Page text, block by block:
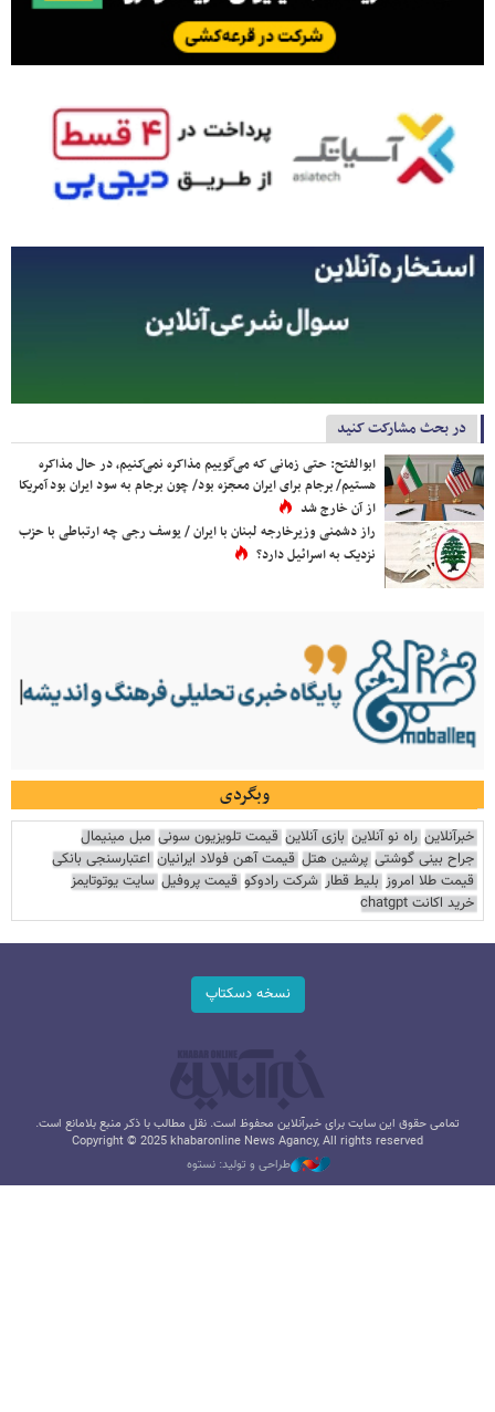
در بحث مشارکت کنید
ابوالفتح: حتی زمانی که می‌گوییم مذاکره نمی‌کنیم، در حال مذاکره
هستیم/ برجام برای ایران معجزه بود/ چون برجام به سود ایران بود آمریکا
از آن خارج شد
راز دشمنی وزیرخارجه لبنان با ایران / یوسف رجی چه ارتباطی با حزب
نزدیک به اسرائیل دارد؟
وبگردی
خبرآنلاین راه نو آنلاین بازی آنلاین قیمت تلویزیون سونی مبل مینیمال
جراح بینی گوشتی پرشین هتل قیمت آهن فولاد ایرانیان اعتبارسنجی بانکی
قیمت طلا امروز بلیط قطار شرکت رادوکو قیمت پروفیل سایت یوتوتایمز
خرید اکانت chatgpt
نسخه دسکتاپ
تمامی حقوق این سایت برای خبرآنلاین محفوظ است. نقل مطالب با ذکر منبع بلامانع است.
Copyright © 2025 khabaronline News Agancy, All rights reserved
طراحی و تولید: نستوه